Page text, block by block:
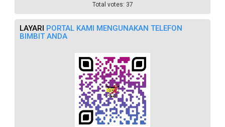
Total votes: 37
LAYARI PORTAL KAMI MENGUNAKAN TELEFON
BIMBIT ANDA